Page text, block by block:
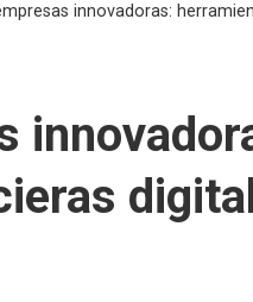
innovadoras: